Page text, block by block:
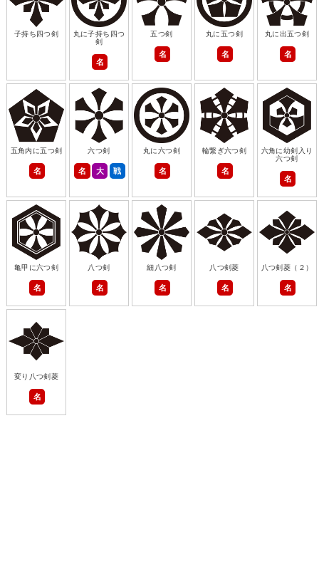
子持ち四つ剣
丸に子持ち四つ
剣
名
五つ剣
名
丸に五つ剣
名
丸に出五つ剣
名
五角内に五つ剣
名
六つ剣
名 大 戦
丸に六つ剣
名
輪繋ぎ六つ剣
名
六角に幼剣入り
六つ剣
名
亀甲に六つ剣
名
八つ剣
名
細八つ剣
名
八つ剣菱
名
八つ剣菱（２）
名
変り八つ剣菱
名